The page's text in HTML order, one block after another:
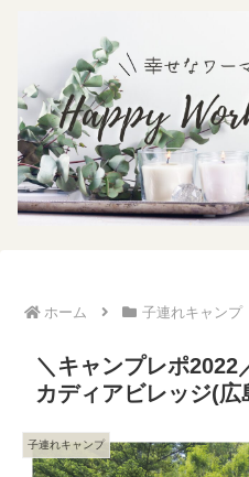
ホーム 子連れキャンプ
＼キャンプレポ2022
カディアビレッジ(広
子連れキャンプ